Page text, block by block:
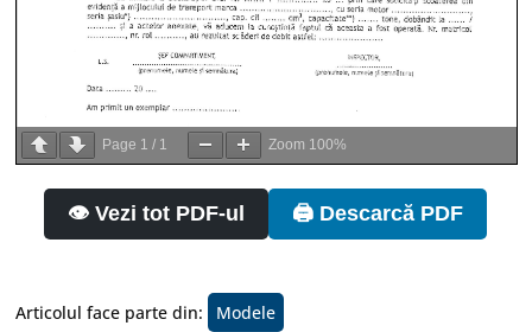
Page 1 / 1 Zoom 100%
👁️ Vezi tot PDF-ul 🖨️ Descarcă PDF
Articolul face parte din: Modele